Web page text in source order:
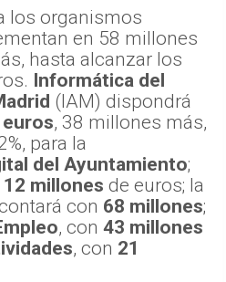
los organismos
en 58 millones
hasta alcanzar los
Informática del
(IAM) dispondrá
, 38 millones más,
para la
del Ayuntamiento;
millones de euros; la
con 68 millones;
, con 43 millones
, con 21